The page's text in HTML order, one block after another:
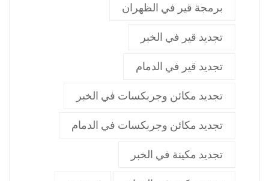
برمجة قير في الظهران
تجديد قير في الخبر
تجديد قير في الدمام
تجديد مكائن وجربكسات في الخبر
تجديد مكائن وجربكسات في الدمام
تجديد مكينة في الخبر